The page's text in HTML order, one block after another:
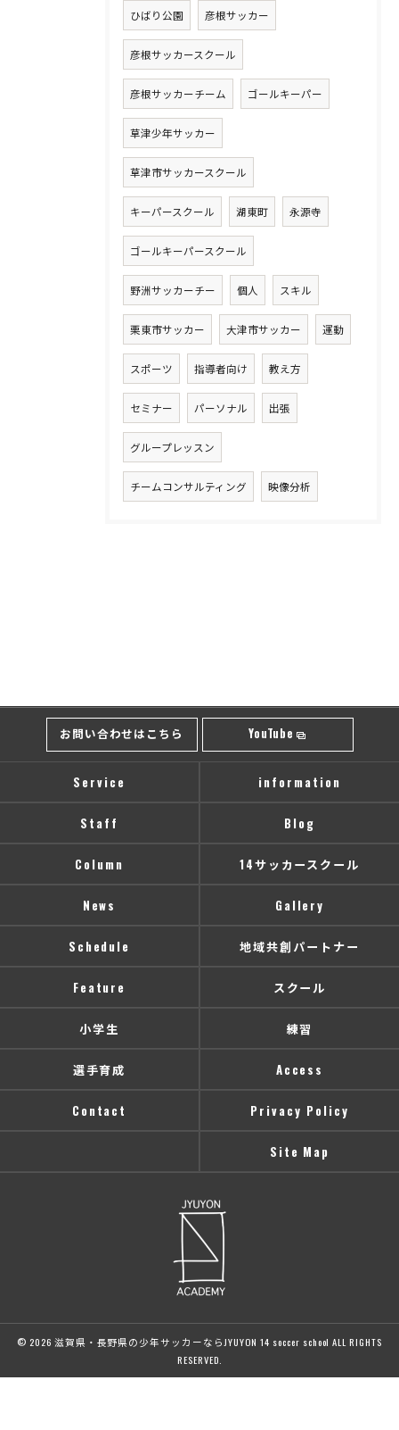
ひばり公園 彦根サッカー
彦根サッカースクール
彦根サッカーチーム ゴールキーパー
草津少年サッカー
草津市サッカースクール
キーパースクール 湖東町 永源寺
ゴールキーパースクール
野洲サッカーチー 個人 スキル
栗東市サッカー 大津市サッカー 運動
スポーツ 指導者向け 教え方
セミナー パーソナル 出張
グループレッスン
チームコンサルティング 映像分析
お問い合わせはこちら YouTube
Service information
Staff Blog
Column 14サッカースクール
News Gallery
Schedule 地域共創パートナー
Feature スクール
小学生 練習
選手育成 Access
Contact Privacy Policy
Site Map
© 2026 滋賀県・長野県の少年サッカーならJYUYON 14 soccer school ALL RIGHTS
RESERVED.